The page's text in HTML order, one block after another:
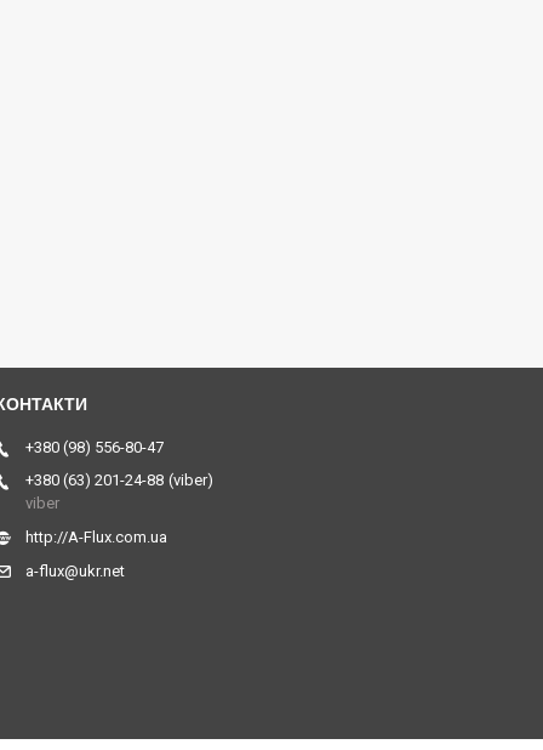
+380 (98) 556-80-47
+380 (63) 201-24-88 viber
viber
http://A-Flux.com.ua
a-flux@ukr.net